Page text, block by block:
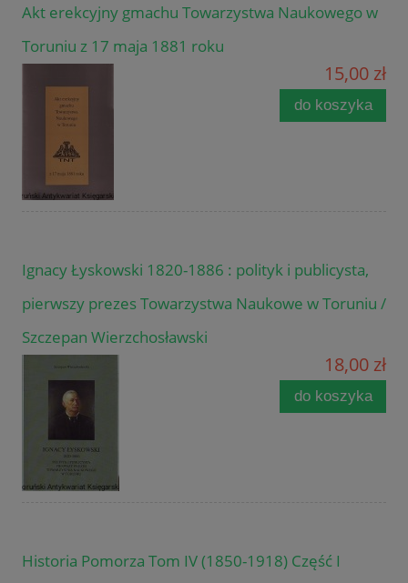
Akt erekcyjny gmachu Towarzystwa Naukowego w
Toruniu z 17 maja 1881 roku
15,00 zł
do koszyka
Ignacy Łyskowski 1820-1886 : polityk i publicysta,
pierwszy prezes Towarzystwa Naukowe w Toruniu /
Szczepan Wierzchosławski
18,00 zł
do koszyka
Historia Pomorza Tom IV (1850-1918) Część I